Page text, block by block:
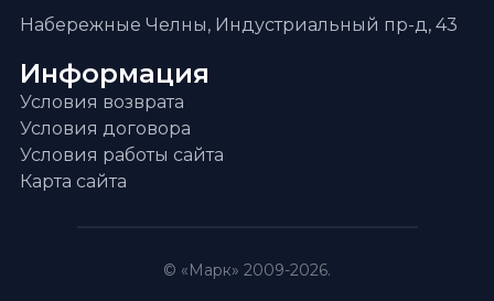
Информация
Условия возврата
Условия договора
Условия работы сайта
Карта сайта
Набережные Челны, Индустриальный пр-д, 43
© «Марк» 2009-2026.